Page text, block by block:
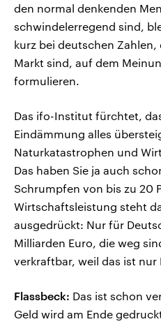
den normal denkenden
schwindelerregend sind,
kurz bei deutschen
Markt sind, auf dem
formulieren.
Das ifo-Institut fürchtet,
Eindämmung alles
Naturkatastrophen und
Das haben Sie ja auch
Schrumpfen von bis zu 20
Wirtschaftsleistung steht
ausgedrückt: Nur für
Milliarden Euro, die weg
verkraftbar, weil das ist
Flassbeck: Das ist schon
Geld wird am Ende